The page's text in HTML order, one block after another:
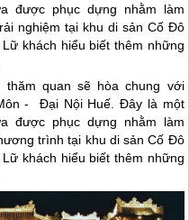
được phục dựng nhằm làm
nghiệm tại khu di sản Cố Đô
khách hiểu biết thêm những
thăm quan sẽ hòa chung với
- Đại Nội Huế. Đây là một
được phục dựng nhằm làm
trình tại khu di sản Cố Đô
khách hiểu biết thêm những